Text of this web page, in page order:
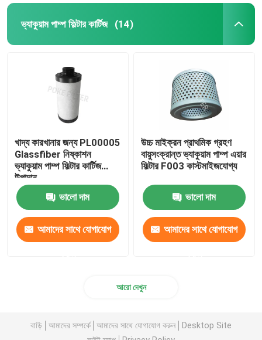
ভ্যাকুয়াম পাম্প ফিল্টার কার্টিজ (14)
খাদ্য কারখানার জন্য PL00005
Glassfiber নিষ্কাশন
ভ্যাকুয়াম পাম্প ফিল্টার কার্টিজ
উপাদান
ভালো দাম
আমাদের সাথে যোগাযোগ
উচ্চ মাইক্রন প্রাথমিক গ্রহণ
বায়ুসংক্রান্ত ভ্যাকুয়াম পাম্প এয়ার
ফিল্টার F003 কাস্টমাইজযোগ্য
ভালো দাম
আমাদের সাথে যোগাযোগ
আরো দেখুন
বাড়ি আমাদের সম্পর্কে আমাদের সাথে যোগাযোগ করুন
Desktop Site